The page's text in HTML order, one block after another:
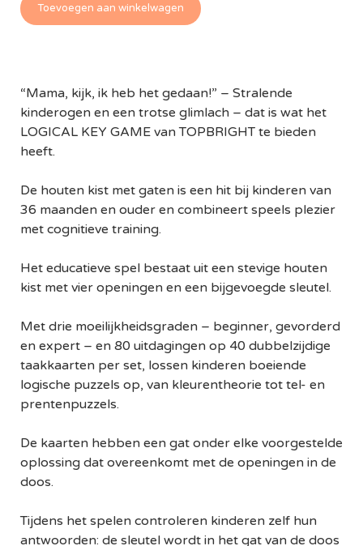
Toevoegen aan winkelwagen
“Mama, kijk, ik heb het gedaan!” – Stralende
kinderogen en een trotse glimlach – dat is wat het
LOGICAL KEY GAME van TOPBRIGHT te bieden
heeft.
De houten kist met gaten is een hit bij kinderen van
36 maanden en ouder en combineert speels plezier
met cognitieve training.
Het educatieve spel bestaat uit een stevige houten
kist met vier openingen en een bijgevoegde sleutel.
Met drie moeilijkheidsgraden – beginner, gevorderd
en expert – en 80 uitdagingen op 40 dubbelzijdige
taakkaarten per set, lossen kinderen boeiende
logische puzzels op, van kleurentheorie tot tel- en
prentenpuzzels.
De kaarten hebben een gat onder elke voorgestelde
oplossing dat overeenkomt met de openingen in de
doos.
Tijdens het spelen controleren kinderen zelf hun
antwoorden: de sleutel wordt in het gat van de doos